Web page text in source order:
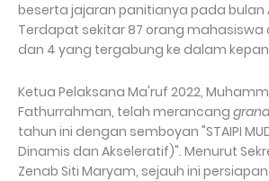
beserta jajaran panitianya pada bulan
Terdapat sekitar 87 orang mahasiswa
dan 4 yang tergabung ke dalam
Ketua Pelaksana Ma'ruf 2022,
Fathurrahman, telah merancang
tahun ini dengan semboyan "STAIPI
Dinamis dan Akseleratif)". Menurut
Zenab Siti Maryam, sejauh ini